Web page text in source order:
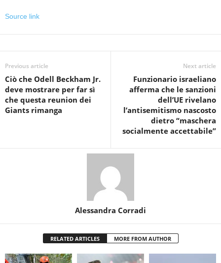
Source link
Previous article
Ciò che Odell Beckham Jr.
deve mostrare per far sì
che questa reunion dei
Giants rimanga
Next article
Funzionario israeliano
afferma che le sanzioni
dell’UE rivelano
l’antisemitismo nascosto
dietro “maschera
socialmente accettabile”
Alessandra Corradi
RELATED ARTICLES MORE FROM AUTHOR